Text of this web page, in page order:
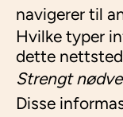
navigerer til
Hvilke typer
dette
Strengt
Disse